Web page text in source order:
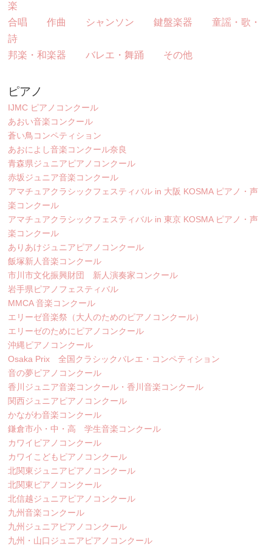
楽
合唱
作曲 シャンソン 鍵盤楽器
童謡・歌・
詩
邦楽・和楽器
バレエ・舞踊 その他
ピアノ
IJMC ピアノコンクール
あおい音楽コンクール
蒼い鳥コンペティション
あおによし音楽コンクール奈良
青森県ジュニアピアノコンクール
赤坂ジュニア音楽コンクール
アマチュアクラシックフェスティバル in 大阪 KOSMA ピアノ・声
楽コンクール
アマチュアクラシックフェスティバル in 東京 KOSMA ピアノ・声
楽コンクール
ありあけジュニアピアノコンクール
飯塚新人音楽コンクール
市川市文化振興財団 新人演奏家コンクール
岩手県ピアノフェスティバル
MMCA 音楽コンクール
エリーゼ音楽祭（大人のためのピアノコンクール）
エリーゼのためにピアノコンクール
沖縄ピアノコンクール
Osaka Prix 全国クラシックバレエ・コンペティション
音の夢ピアノコンクール
香川ジュニア音楽コンクール・香川音楽コンクール
関西ジュニアピアノコンクール
かながわ音楽コンクール
鎌倉市小・中・高 学生音楽コンクール
カワイピアノコンクール
カワイこどもピアノコンクール
北関東ジュニアピアノコンクール
北関東ピアノコンクール
北信越ジュニアピアノコンクール
九州音楽コンクール
九州ジュニアピアノコンクール
九州・山口ジュニアピアノコンクール